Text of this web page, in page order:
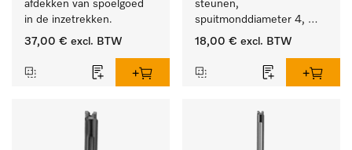
afdekken van spoelgoed
in de inzetrekken.
37,00 € excl. BTW
steunen,
spuitmonddiameter 4,
lengte 185 mm, 1 stuk
18,00 € excl. BTW